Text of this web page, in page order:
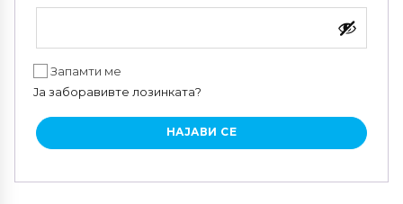
Запамти ме
Ја заборавивте лозинката?
НАЈАВИ СЕ